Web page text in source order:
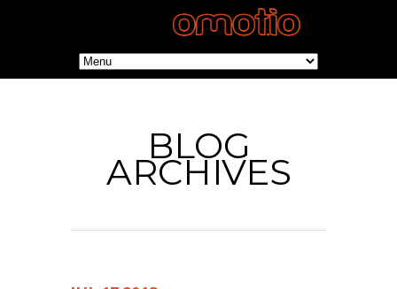
BLOG
ARCHIVES